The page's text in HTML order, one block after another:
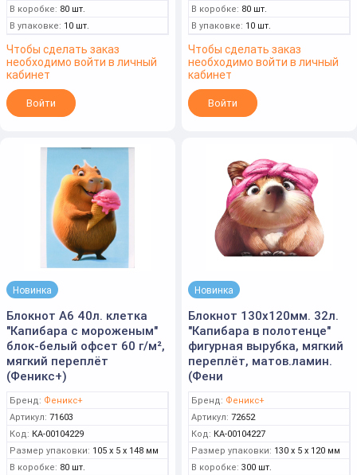
В коробке: 80 шт.
В упаковке: 10 шт.
Чтобы сделать заказ
необходимо войти в личный
кабинет
Войти
В коробке: 80 шт.
В упаковке: 10 шт.
Чтобы сделать заказ
необходимо войти в личный
кабинет
Войти
Новинка
Блокнот А6 40л. клетка
"Капибара с мороженым"
блок-белый офсет 60 г/м²,
мягкий переплёт
(Феникс+)
Бренд: Феникс+
Артикул: 71603
Код: КА-00104229
Размер упаковки: 105 x 5 x 148 мм
В коробке: 80 шт.
Новинка
Блокнот 130х120мм. 32л.
"Капибара в полотенце"
фигурная вырубка, мягкий
переплёт, матов.ламин.
(Фени
Бренд: Феникс+
Артикул: 72652
Код: КА-00104227
Размер упаковки: 130 x 5 x 120 мм
В коробке: 300 шт.